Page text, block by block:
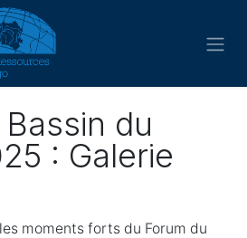
du
: Galerie
moments forts du Forum du